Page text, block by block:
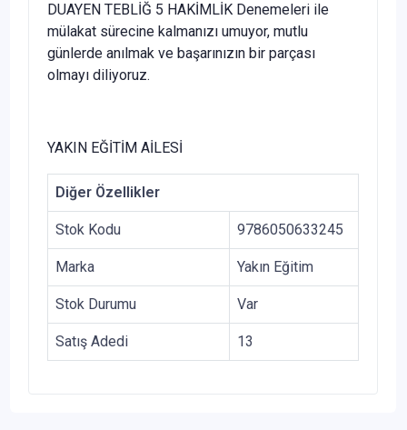
DUAYEN TEBLİĞ 5 HAKİMLİK Denemeleri ile
mülakat sürecine kalmanızı umuyor, mutlu
günlerde anılmak ve başarınızın bir parçası
olmayı diliyoruz.
YAKIN EĞİTİM AİLESİ
Diğer Özellikler
Stok Kodu 9786050633245
Marka Yakın Eğitim
Stok Durumu Var
Satış Adedi 13